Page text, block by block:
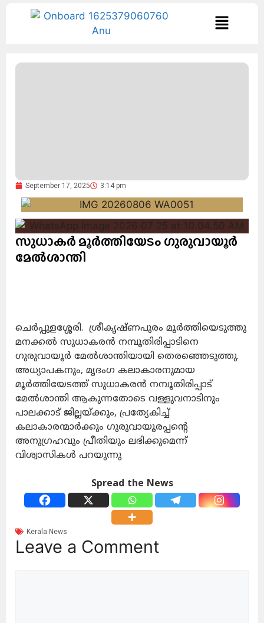
September 17, 2025 3:14 pm
സുധാകർ മൂർത്തിയേടം ഗുരുവായൂർ
മേൽശാന്തി
ചെർപ്പുളശ്ശേരി. ശ്രീകൃഷ്ണപുരം മൂർത്തിയെടുത്തു
മനക്കൽ സുധാകരൻ നമ്പൂതിരിപ്പാടിനെ
ഗുരുവായൂർ മേൽശാന്തിയായി തെരഞ്ഞെടുത്തു.
അധ്യാപകനും, മൃദംഗ കലാകാരനുമായ
മൂർത്തിയേടത്ത് സുധാകരൻ നമ്പൂതിരിപ്പാട്
മേൽശാന്തി ആകുന്നതോടെ വള്ളുവനാടിനും
പാലക്കാട് ജില്ലയ്ക്കും, പ്രത്യേകിച്ച്
കലാകാരന്മാർക്കും ഗുരുവായൂരപ്പന്റെ
അനുഗ്രഹവും പ്രീതിയും ലഭിക്കുമെന്ന്
വിശ്വാസികൾ പറയുന്നു
Spread the News
Kerala News
Leave a Comment